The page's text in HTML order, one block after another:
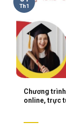
Chương
online, trực
Th1